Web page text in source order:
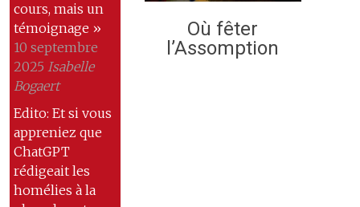
cours, mais un
témoignage »
10 septembre
2025 Isabelle
Bogaert
Edito: Et si vous
appreniez que
ChatGPT
rédigeait les
homélies à la
Où fêter
l’Assomption